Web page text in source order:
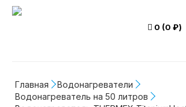
0 (0 ₽)
Главная
Водонагреватели
Водонагреватель на 50 литров